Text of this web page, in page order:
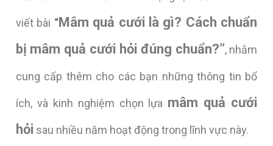
viết bài “Mâm quả cưới là gì? Cách chuẩn
bị mâm quả cưới hỏi đúng chuẩn?​”, nhằm
cung cấp thêm cho các bạn những thông tin bổ
ích, và kinh nghiệm chọn lựa mâm quả cưới
hỏi sau nhiều năm hoạt động trong lĩnh vực này.